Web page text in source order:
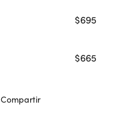
$695
$665
Compartir